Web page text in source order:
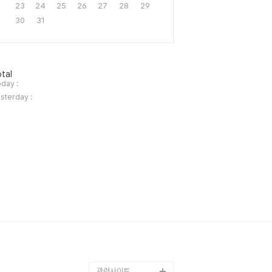
23
24 25 26 27 28
29
30
31
:
: